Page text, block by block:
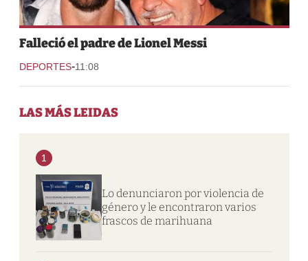
Falleció el padre de Lionel Messi
DEPORTES-11:08
LAS MÁS LEIDAS
1
Lo denunciaron por violencia de
género y le encontraron varios
frascos de marihuana